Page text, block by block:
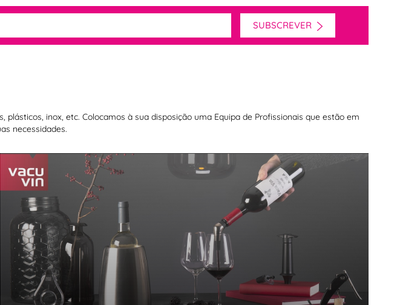
SUBSCREVER
inox, etc. Colocamos à sua disposição uma Equipa de Profissionais que estão em
necessidades.